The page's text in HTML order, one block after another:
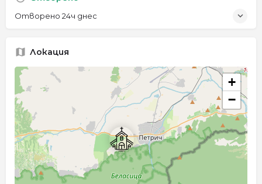
Отворено 24ч днес
Локация
+
−